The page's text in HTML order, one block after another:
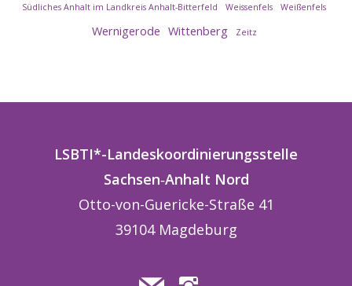
Südliches Anhalt im Landkreis Anhalt-Bitterfeld Weissenfels Weißenfels
Wernigerode Wittenberg Zeitz
LSBTI*-Landeskoordinierungsstelle
Sachsen‑Anhalt Nord
Otto-von-Guericke-Straße 41
39104 Magdeburg